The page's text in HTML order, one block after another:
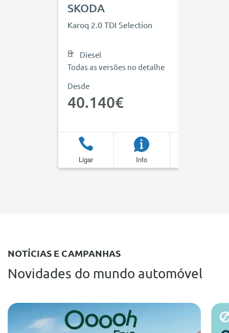
SKODA
Karoq 2.0 TDI Selection
Diesel
Todas as versões no detalhe
Desde
40.140€
Ligar Info
NOTÍCIAS E CAMPANHAS
Novidades do mundo automóvel